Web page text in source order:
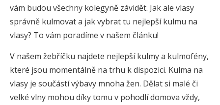
vám budou všechny kolegyně závidět. Jak ale vlasy
správně kulmovat a jak vybrat tu nejlepší kulmu na
vlasy? To vám poradíme v našem článku!
V našem žebříčku najdete nejlepší kulmy a kulmofény,
které jsou momentálně na trhu k dispozici. Kulma na
vlasy je součástí výbavy mnoha žen. Dělat si malé či
velké vlny mohou díky tomu v pohodlí domova vždy,